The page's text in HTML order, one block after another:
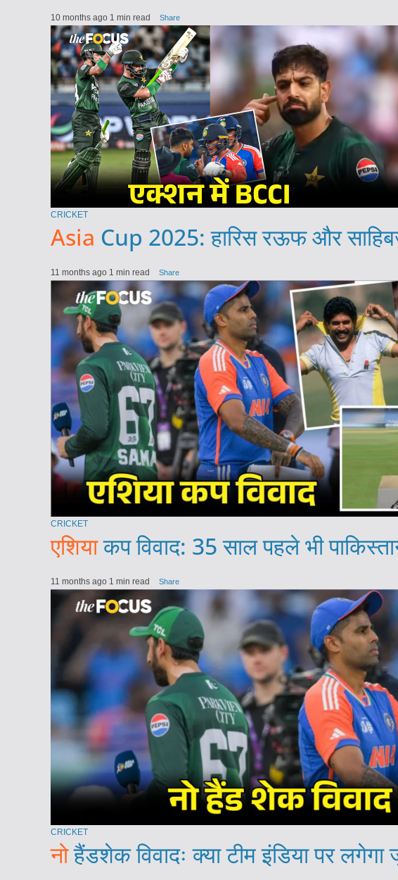
10 months ago 1 min read Share
CRICKET
Asia Cup 2025: हारिस रऊफ और
11 months ago 1 min read Share
CRICKET
एशियाकप विवाद: 35 साल पहले भी
11 months ago 1 min read Share
CRICKET
नोहैंडशेक विवादः क्या टीम इंडिया पर लगेगा